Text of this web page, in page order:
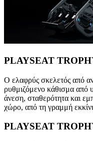
PLAYSEAT
Ο ελαφρύς σκελετός από
ρυθμιζόμενο κάθισμα
άνεση, σταθερότητα και
χώρο, από τη γραμμή
PLAYSEAT